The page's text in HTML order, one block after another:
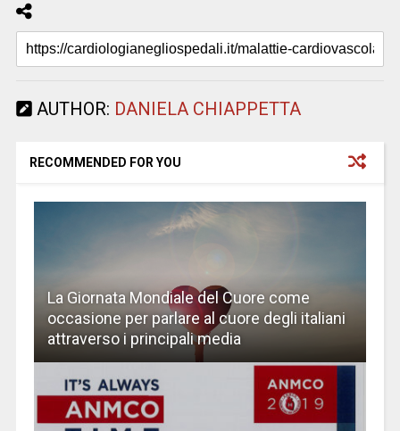
AUTHOR: DANIELA CHIAPPETTA
RECOMMENDED FOR YOU
La Giornata Mondiale del Cuore come
occasione per parlare al cuore degli italiani
attraverso i principali media